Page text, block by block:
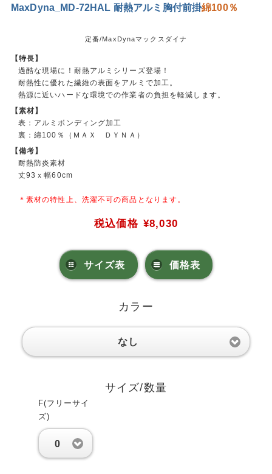
MaxDyna_MD-72HAL 耐熱アルミ胸付前掛綿100％
定番/MaxDynaマックスダイナ
【特長】
過酷な現場に！耐熱アルミシリーズ登場！
耐熱性に優れた繊維の表面をアルミで加工。
熱源に近いハードな環境での作業者の負担を軽減します。
【素材】
表：アルミボンディング加工
裏：綿100％（ＭＡＸ ＤＹＮＡ）
【備考】
耐熱防炎素材
丈93ｘ幅60cm
＊素材の特性上、洗濯不可の商品となります。
税込価格 ¥8,030
サイズ表 価格表
カラー
なし
サイズ/数量
F(フリーサイ
ズ)
0